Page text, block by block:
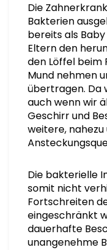
Die
Bakterien
bereits als
Eltern den
den Löffel beim
Mund nehmen
übertragen. Da
auch wenn wir
Geschirr und
weitere,
Die bakterielle
somit nicht
Fortschreiten
eingeschränkt
dauerhafte
unangenehme